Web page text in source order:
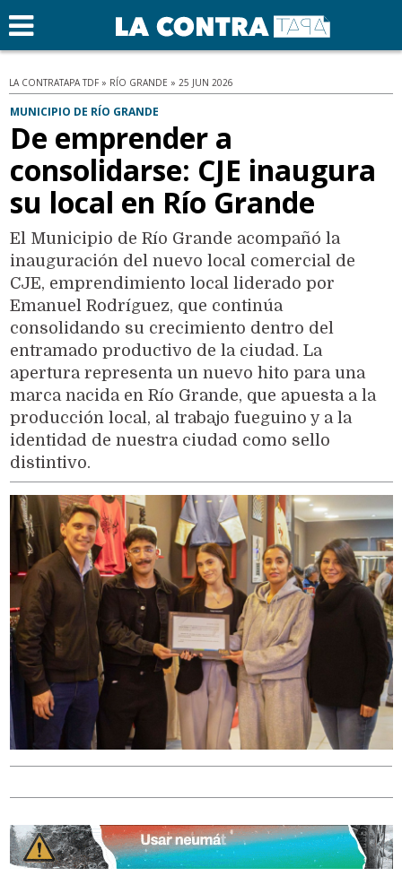
LA CONTRATAPA TDF » RÍO GRANDE » 25 JUN 2026
MUNICIPIO DE RÍO GRANDE
De emprender a
consolidarse: CJE inaugura
su local en Río Grande
El Municipio de Río Grande acompañó la
inauguración del nuevo local comercial de
CJE, emprendimiento local liderado por
Emanuel Rodríguez, que continúa
consolidando su crecimiento dentro del
entramado productivo de la ciudad. La
apertura representa un nuevo hito para una
marca nacida en Río Grande, que apuesta a la
producción local, al trabajo fueguino y a la
identidad de nuestra ciudad como sello
distintivo.